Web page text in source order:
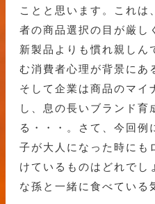
ことと思います。これは
者の商品選択の目が厳し
新製品よりも慣れ親しん
む消費者心理が背景にあ
そして企業は商品のマイ
し、息の長いブランド育
る・・・。さて、今回例
子が大人になった時にも
けているものはどれでし
な孫と一緒に食べている